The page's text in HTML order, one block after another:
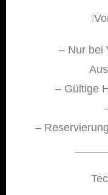
– Nur bei
– Gültige
–